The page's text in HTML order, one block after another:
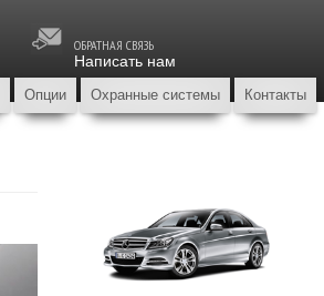
ОБРАТНАЯ СВЯЗЬ
Написать нам
Опции Охранные системы Контакты